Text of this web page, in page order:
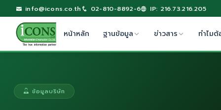
info@icons.co.th 02-810-8892-6 IP: 216.73.216.205
หน้าหลัก ฐานข้อมูล ข่าวสาร ทำไมต้
ข้อมูลบริษัท